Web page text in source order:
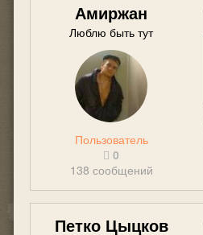
Амиржан
Люблю быть тут
Пользователь
0
138 сообщений
Петко Цыцков